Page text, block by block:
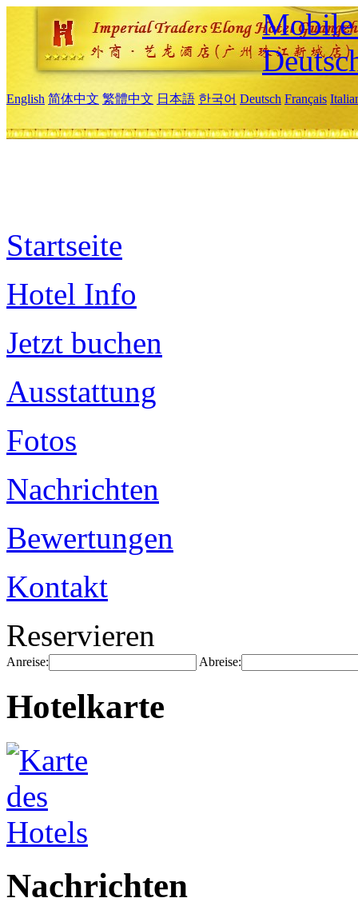
Mobile
English 简体中文 繁體中文 日本語 한국어 Deutsch Français
Startseite
Hotel Info
Jetzt buchen
Ausstattung
Fotos
Nachrichten
Bewertungen
Kontakt
Reservieren
Anreise: Abreise:
Hotelkarte
Nachrichten